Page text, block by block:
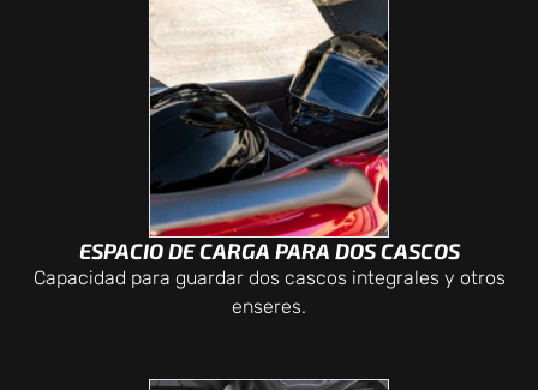
ESPACIO DE CARGA PARA DOS CASCOS
Capacidad para guardar dos cascos integrales y otros
enseres.